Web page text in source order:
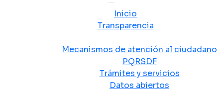
Inicio
Transparencia
Mecanismos de atención al ciudadano
PQRSDF
Trámites y servicios
Datos abiertos